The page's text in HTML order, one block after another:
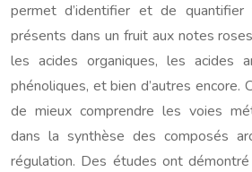
permet d’identifier et de
présents dans un fruit aux notes
les acides organiques, les acides
phénoliques, et bien d’autres encore.
de mieux comprendre les voies
dans la synthèse des composés
régulation. Des études ont démontré